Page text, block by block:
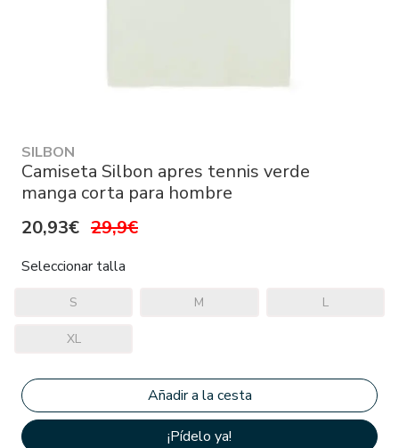
SILBON
Camiseta Silbon apres tennis verde
manga corta para hombre
20,93€ 29,9€
Seleccionar talla
S M L
XL
¡Pídelo ya!